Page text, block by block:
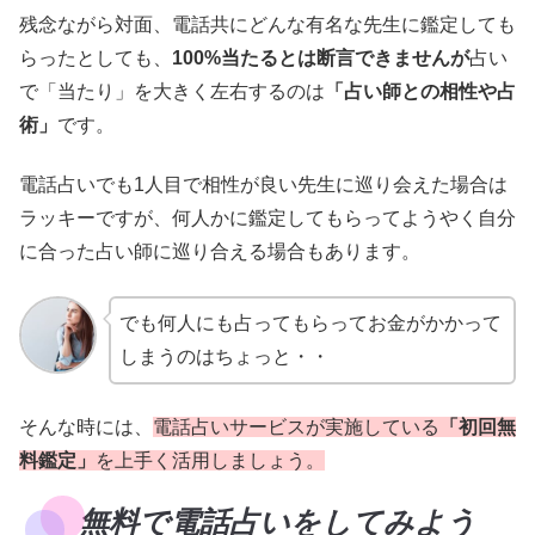
残念ながら対面、電話共にどんな有名な先生に鑑定しても
らったとしても、 100%当たるとは断言できませんが占い
で「当たり」を大きく左右するのは 「占い師との相性や占
術」 です。
電話占いでも1人目で相性が良い先生に巡り会えた場合は
ラッキーですが、何人かに鑑定してもらってようやく自分
に合った占い師に巡り合える場合もあります。
でも何人にも占ってもらってお金がかかって
しまうのはちょっと・・
そんな時には、 電話占いサービスが実施している
「初回無
料鑑定」
を上手く活用しましょう。
無料で電話占いをしてみよう